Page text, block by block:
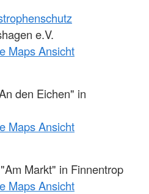
e.V.
Maps Ansicht
den Eichen" in
Maps Ansicht
Markt" in Finnentrop
Maps Ansicht